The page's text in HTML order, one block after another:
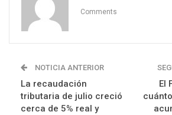
Comments
NOTICIA ANTERIOR
La recaudación
tributaria de julio creció
cerca de 5% real y
El